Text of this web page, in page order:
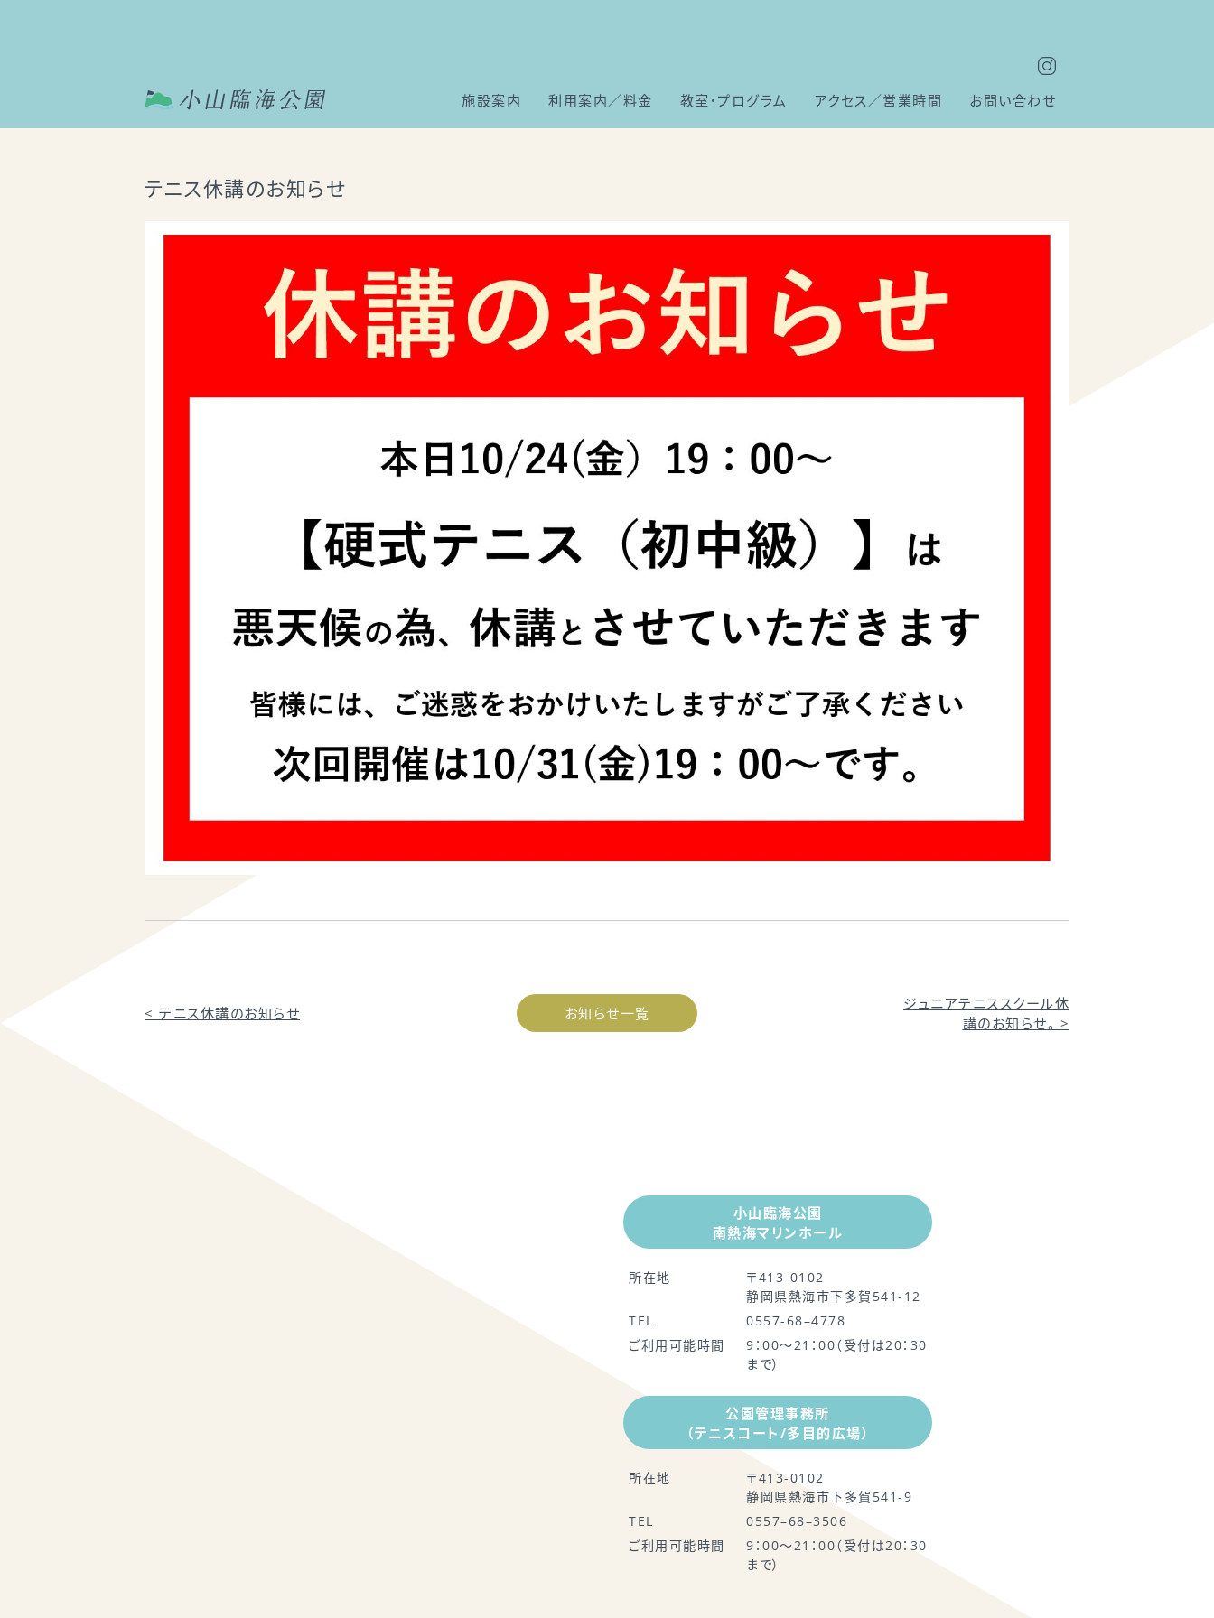
施設案内 利用案内／料金 教室・プログラム アクセス／営業時間 お問い合わせ
テニス休講のお知らせ
< テニス休講のお知らせ お知らせ一覧
ジュニアテニススクール休
講のお知らせ。 >
小山臨海公園
南熱海マリンホール
所在地
〒413-0102
静岡県熱海市下多賀541-12
TEL
0557-68–4778
ご利用可能時間
9：00～21：00（受付は20：30
まで）
公園管理事務所
（テニスコート/多目的広場）
所在地
〒413-0102
静岡県熱海市下多賀541-9
TEL
0557–68–3506
ご利用可能時間
9：00～21：00（受付は20：30
まで）